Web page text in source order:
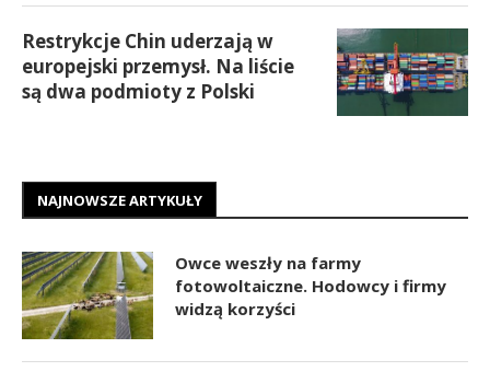
Restrykcje Chin uderzają w
europejski przemysł. Na liście
są dwa podmioty z Polski
NAJNOWSZE ARTYKUŁY
Owce weszły na farmy
fotowoltaiczne. Hodowcy i firmy
widzą korzyści